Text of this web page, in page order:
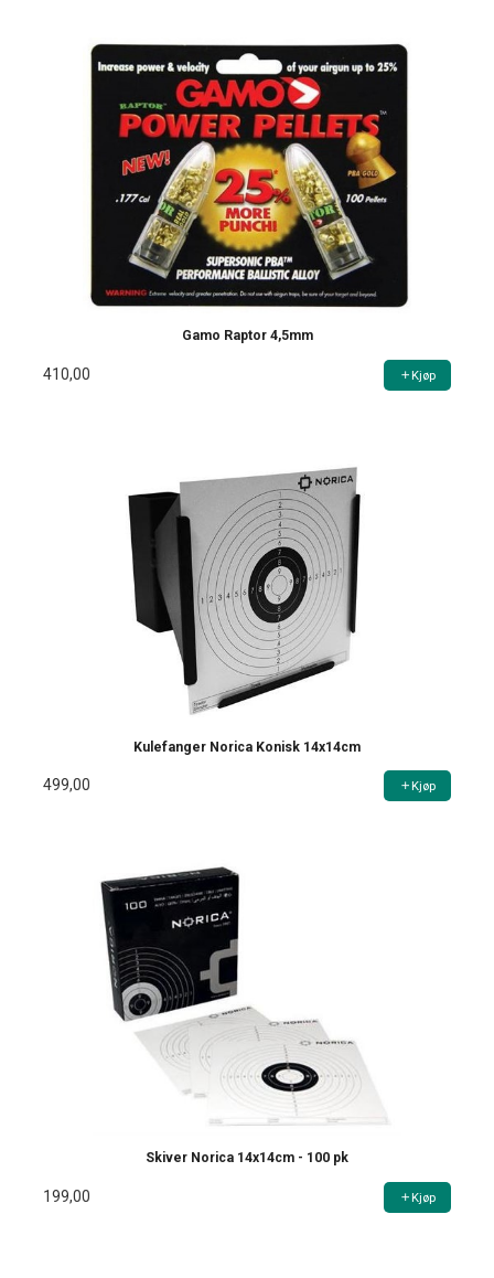
Gamo Raptor 4,5mm
410,00 Kjøp
Kulefanger Norica Konisk 14x14cm
499,00 Kjøp
Skiver Norica 14x14cm - 100 pk
199,00 Kjøp